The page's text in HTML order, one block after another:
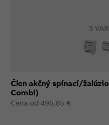
3
Člen akčný spínací/
Combi)
Cena od 495,85 €